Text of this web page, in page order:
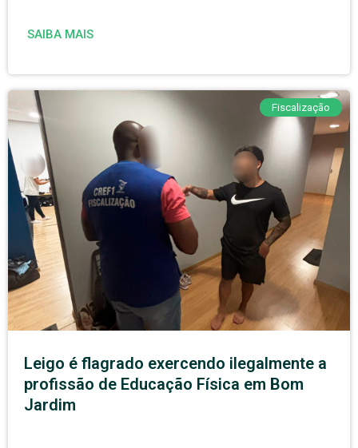
SAIBA MAIS
Fiscalização
Leigo é flagrado exercendo ilegalmente a
profissão de Educação Física em Bom
Jardim